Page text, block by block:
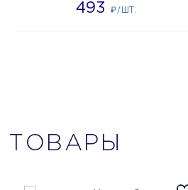
493₽/ШТ.
ТОВАРЫ